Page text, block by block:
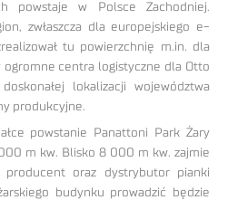
powstaje w Polsce Zachodniej.
zwłaszcza dla europejskiego e-
tu powierzchnię m.in. dla
ogromne centra logistyczne dla Otto
lokalizacji województwa
produkcyjne.
powstanie Panattoni Park Żary
m kw. Blisko 8 000 m kw. zajmie
oraz dystrybutor pianki
budynku prowadzić będzie